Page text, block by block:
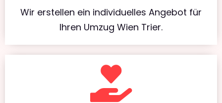
Wir erstellen ein individuelles Angebot für
Ihren Umzug Wien Trier.